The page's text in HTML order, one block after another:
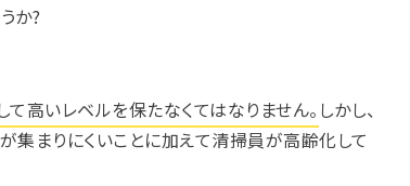
か?
高いレベルを保たなくてはなりません。 しかし、
まりにくいことに加えて清掃員が高齢化して